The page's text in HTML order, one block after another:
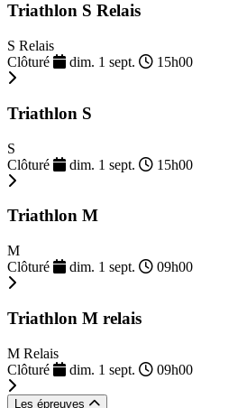
Triathlon S Relais
S Relais
Clôturé
dim. 1 sept. 15h00
Triathlon S
S
Clôturé
dim. 1 sept. 15h00
Triathlon M
M
Clôturé
dim. 1 sept. 09h00
Triathlon M relais
M Relais
Clôturé
dim. 1 sept. 09h00
Les épreuves